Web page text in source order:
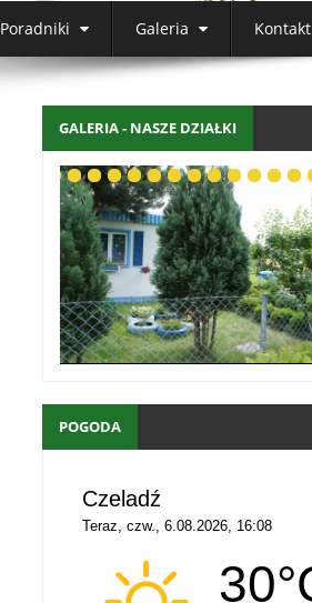
Poradniki Galeria Kontakt
GALERIA - NASZE DZIAŁKI
POGODA